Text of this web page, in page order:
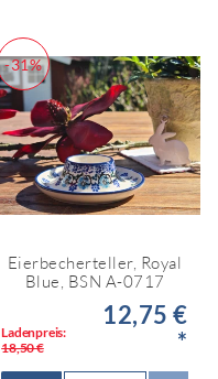
-31%
Eierbecherteller, Royal
Blue, BSN A-0717
Ladenpreis:
18,50 €
12,75 €
*